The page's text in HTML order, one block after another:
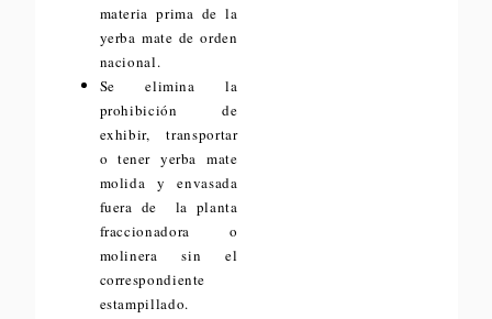
materia prima de la
yerba mate de orden
nacional.
Se elimina la
prohibición de
exhibir, transportar
o tener yerba mate
molida y envasada
fuera de la planta
fraccionadora o
molinera sin el
correspondiente
estampillado.